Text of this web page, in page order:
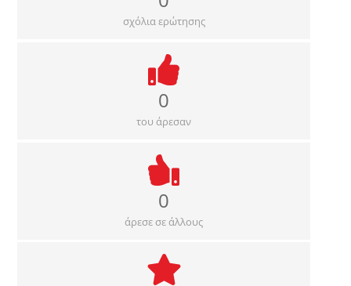
σχόλια ερώτησης
0
του άρεσαν
0
άρεσε σε άλλους